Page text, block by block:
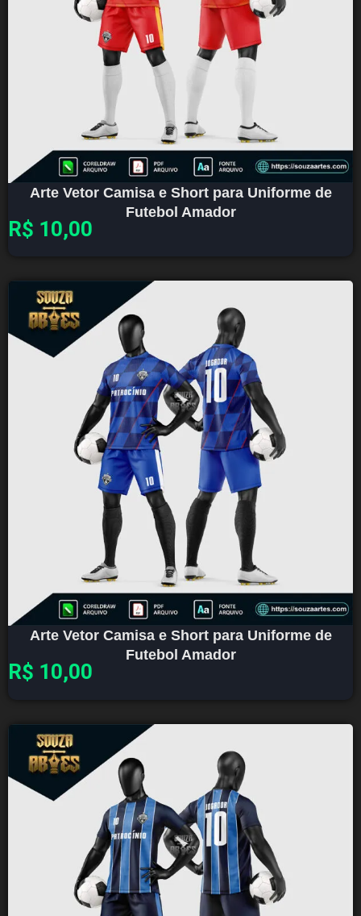
Arte Vetor Camisa e Short para Uniforme de
Futebol Amador
R$ 10,00
Arte Vetor Camisa e Short para Uniforme de
Futebol Amador
R$ 10,00